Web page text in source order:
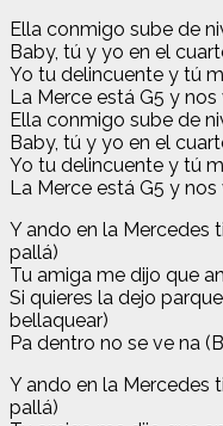
Ella conmigo sube de
Baby, tú y yo en el
Yo tu delincuente y tú
La Merce está G5 y
Ella conmigo sube de
Baby, tú y yo en el
Yo tu delincuente y tú
La Merce está G5 y
Y ando en la Mercedes
pallá)
Tu amiga me dijo que
Si quieres la dejo
bellaquear)
Pa dentro no se ve na
Y ando en la Mercedes
pallá)